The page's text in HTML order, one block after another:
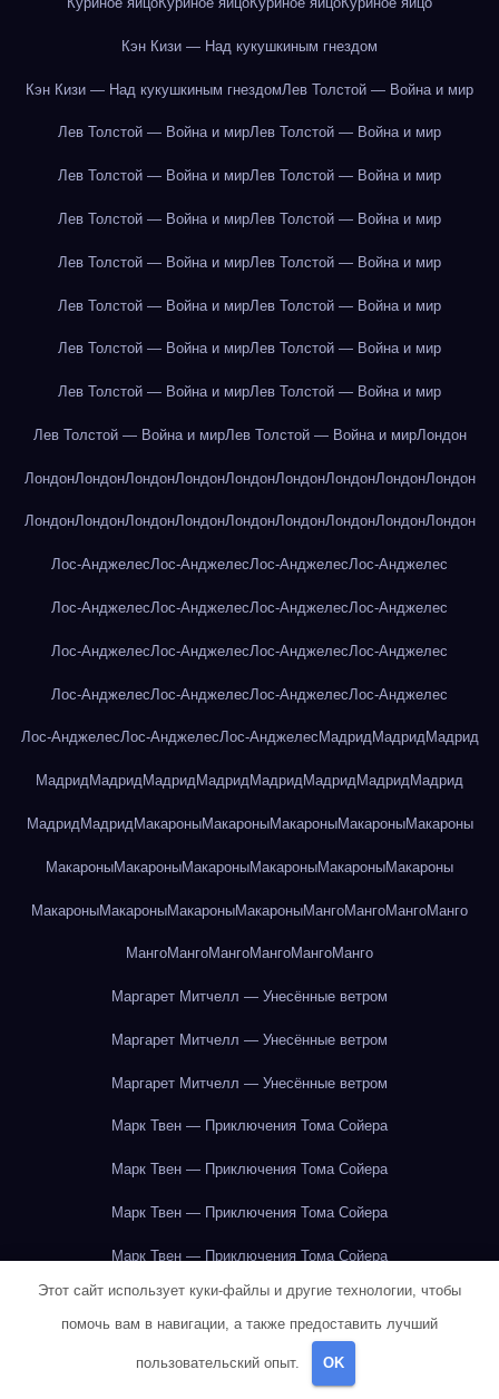
Кэн Кизи — Над кукушкиным гнездом
Кэн Кизи — Над кукушкиным гнездомЛев Толстой — Война и мир
Лев Толстой — Война и мирЛев Толстой — Война и мир
Лев Толстой — Война и мирЛев Толстой — Война и мир
Лев Толстой — Война и мирЛев Толстой — Война и мир
Лев Толстой — Война и мирЛев Толстой — Война и мир
Лев Толстой — Война и мирЛев Толстой — Война и мир
Лев Толстой — Война и мирЛев Толстой — Война и мир
Лев Толстой — Война и мирЛев Толстой — Война и мир
Лев Толстой — Война и мирЛев Толстой — Война и мирЛондон
ЛондонЛондонЛондонЛондонЛондонЛондонЛондонЛондонЛондон
ЛондонЛондонЛондонЛондонЛондонЛондонЛондонЛондонЛондон
Лос-АнджелесЛос-АнджелесЛос-АнджелесЛос-Анджелес
Лос-АнджелесЛос-АнджелесЛос-АнджелесЛос-Анджелес
Лос-АнджелесЛос-АнджелесЛос-АнджелесЛос-Анджелес
Лос-АнджелесЛос-АнджелесЛос-АнджелесЛос-Анджелес
Лос-АнджелесЛос-АнджелесЛос-Анджелес МадридМадридМадрид
МадридМадридМадридМадридМадридМадридМадридМадрид
Мадрид Мадрид МакароныМакароныМакароныМакароныМакароны
МакароныМакароныМакароныМакароныМакароныМакароны
МакароныМакароныМакароныМакароныМангоМангоМангоМанго
МангоМангоМангоМангоМангоМанго
Маргарет Митчелл — Унесённые ветром
Маргарет Митчелл — Унесённые ветром
Маргарет Митчелл — Унесённые ветром
Марк Твен — Приключения Тома Сойера
Марк Твен — Приключения Тома Сойера
Марк Твен — Приключения Тома Сойера
Марк Твен — Приключения Тома Сойера
Марк Твен — Приключения Тома Сойера
Марк Твен — Приключения Тома Сойера
Марк Твен — Приключения Тома Сойера
Этот сайт использует куки-файлы и другие технологии, чтобы
помочь вам в навигации, а также предоставить лучший
пользовательский опыт. OK